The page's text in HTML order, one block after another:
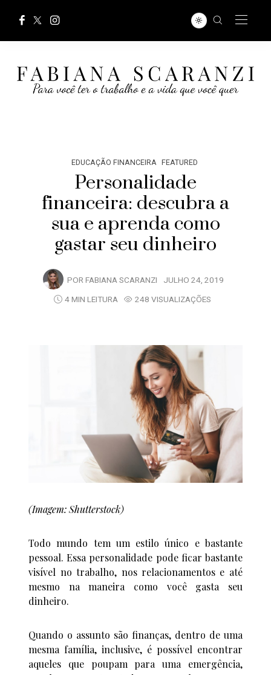
EDUCAÇÃO FINANCEIRA FEATURED
Personalidade
financeira: descubra a
sua e aprenda como
gastar seu dinheiro
POR FABIANA SCARANZI JULHO 24, 2019
4 MIN LEITURA
248 VISUALIZAÇÕES
(Imagem: Shutterstock)
Todo mundo tem um estilo único e bastante
pessoal. Essa personalidade pode ficar bastante
visível no trabalho, nos relacionamentos e até
mesmo na maneira como você gasta seu
dinheiro.
Quando o assunto são finanças, dentro de uma
mesma família, inclusive, é possível encontrar
aqueles que poupam para uma emergência,